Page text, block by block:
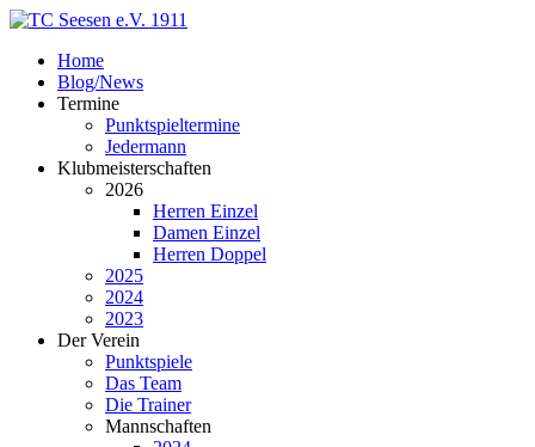
Home
Blog/News
Termine
Punktspieltermine
Jedermann
Klubmeisterschaften
2026
Herren Einzel
Damen Einzel
Herren Doppel
2025
2024
2023
Der Verein
Punktspiele
Das Team
Die Trainer
Mannschaften